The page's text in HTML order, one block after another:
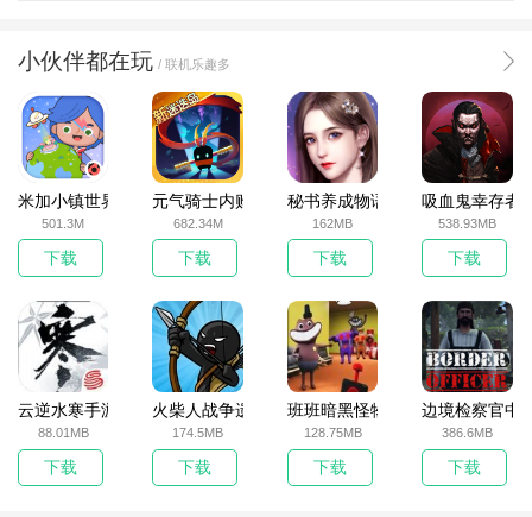
小伙伴都在玩 / 联机乐趣多
米加小镇世界2025官方版
501.3M
下载
元气骑士内购破解版
682.34M
下载
秘书养成物语
162MB
下载
吸血鬼幸存者
538.93MB
下载
云逆水寒手游
88.01MB
下载
火柴人战争遗产无敌版
174.5MB
下载
班班暗黑怪物生存挑战5
128.75MB
下载
边境检察官中
386.6MB
下载